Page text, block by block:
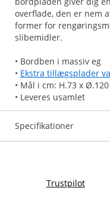
overflade, den er nem
former for
slibemidler.
• Bordben i massiv eg
• Ekstra tillægsplader
• Mål i cm: H.73 x Ø.120
• Leveres usamlet
Specifikationer
Trustpilot